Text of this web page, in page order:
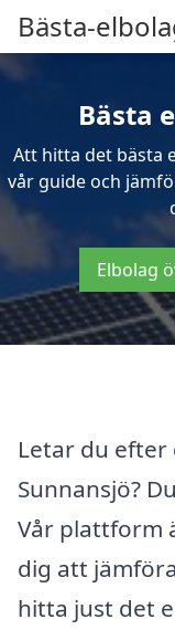
Bästa-
Bästa
Att hitta det bästa
vår guide och
Elbolag
Letar du efter
Sunnansjö?
Vår plattform
dig att
hitta just det